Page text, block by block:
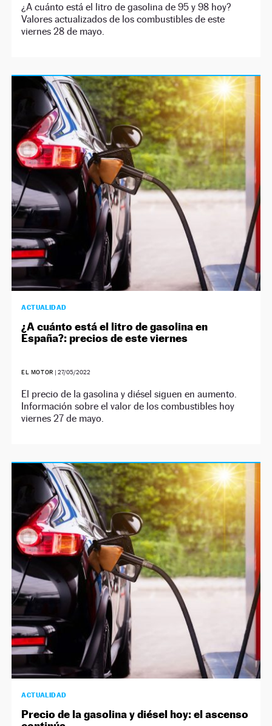
¿A cuánto está el litro de gasolina de 95 y 98 hoy?
Valores actualizados de los combustibles de este
viernes 28 de mayo.
ACTUALIDAD
¿A cuánto está el litro de gasolina en
España?: precios de este viernes
EL MOTOR | 27/05/2022
El precio de la gasolina y diésel siguen en aumento.
Información sobre el valor de los combustibles hoy
viernes 27 de mayo.
ACTUALIDAD
Precio de la gasolina y diésel hoy: el ascenso